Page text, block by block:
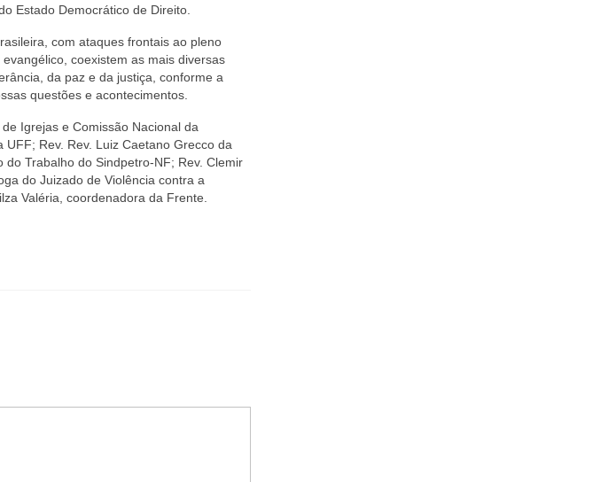
Estado Democrático de Direito.
com ataques frontais ao pleno
coexistem as mais diversas
da paz e da justiça, conforme a
questões e acontecimentos.
Igrejas e Comissão Nacional da
Rev. Rev. Luiz Caetano Grecco da
do Trabalho do Sindpetro-NF; Rev. Clemir
do Juizado de Violência contra a
Valéria, coordenadora da Frente.